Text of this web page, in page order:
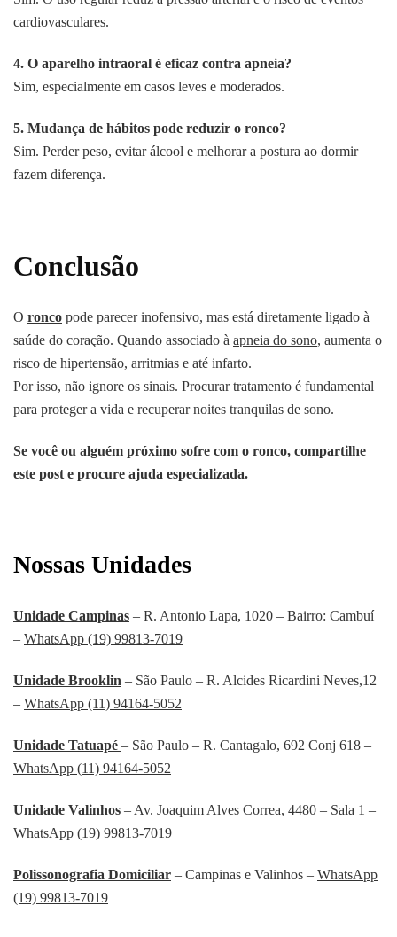
cardiovasculares.
4. O aparelho intraoral é eficaz contra apneia?
Sim, especialmente em casos leves e moderados.
5. Mudança de hábitos pode reduzir o ronco?
Sim. Perder peso, evitar álcool e melhorar a postura ao dormir
fazem diferença.
Conclusão
O ronco pode parecer inofensivo, mas está diretamente ligado à
saúde do coração. Quando associado à apneia do sono, aumenta o
risco de hipertensão, arritmias e até infarto.
Por isso, não ignore os sinais. Procurar tratamento é fundamental
para proteger a vida e recuperar noites tranquilas de sono.
Se você ou alguém próximo sofre com o ronco, compartilhe
este post e procure ajuda especializada.
Nossas Unidades
Unidade Campinas – R. Antonio Lapa, 1020 – Bairro: Cambuí
– WhatsApp (19) 99813-7019
Unidade Brooklin – São Paulo – R. Alcides Ricardini Neves,12
– WhatsApp (11) 94164-5052
Unidade Tatuapé – São Paulo – R. Cantagalo, 692 Conj 618 –
WhatsApp (11) 94164-5052
Unidade Valinhos – Av. Joaquim Alves Correa, 4480 – Sala 1 –
WhatsApp (19) 99813-7019
Polissonografia Domiciliar – Campinas e Valinhos – WhatsApp
(19) 99813-7019